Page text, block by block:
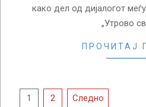
како дел од дијалогот
„Утрово
ПРОЧИТАЈ
Posts
1 2 Следно